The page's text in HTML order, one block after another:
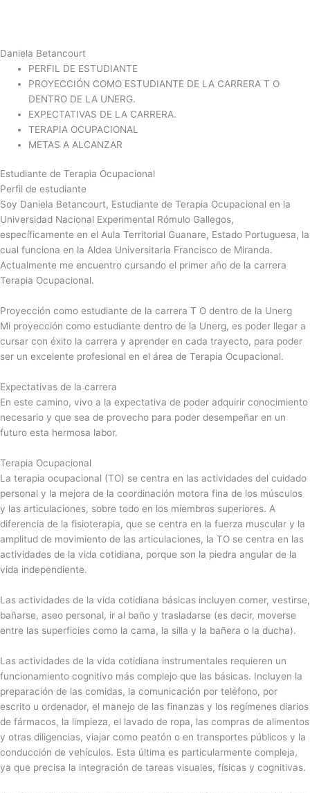
Daniela Betancourt
PERFIL DE ESTUDIANTE
PROYECCIÓN COMO ESTUDIANTE DE LA CARRERA T O
DENTRO DE LA UNERG.​
EXPECTATIVAS DE LA CARRERA.​
TERAPIA OCUPACIONAL​
METAS A ALCANZAR​
Estudiante de Terapia Ocupacional
Perfil de estudiante
Soy Daniela Betancourt, Estudiante de Terapia Ocupacional en la
Universidad Nacional Experimental Rómulo Gallegos,
específicamente en el Aula Territorial Guanare, Estado Portuguesa, la
cual funciona en la Aldea Universitaria Francisco de Miranda.
Actualmente me encuentro cursando el primer año de la carrera
Terapia Ocupacional.
Proyección como estudiante de la carrera T O dentro de la Unerg
Mi proyección como estudiante dentro de la Unerg, es poder llegar a
cursar con éxito la carrera y aprender en cada trayecto, para poder
ser un excelente profesional en el área de Terapia Ocupacional.
Expectativas de la carrera
En este camino, vivo a la expectativa de poder adquirir conocimiento
necesario y que sea de provecho para poder desempeñar en un
futuro esta hermosa labor.
Terapia Ocupacional
La terapia ocupacional (TO) se centra en las actividades del cuidado
personal y la mejora de la coordinación motora fina de los músculos
y las articulaciones, sobre todo en los miembros superiores. A
diferencia de la fisioterapia, que se centra en la fuerza muscular y la
amplitud de movimiento de las articulaciones, la TO se centra en las
actividades de la vida cotidiana, porque son la piedra angular de la
vida independiente.
Las actividades de la vida cotidiana básicas incluyen comer, vestirse,
bañarse, aseo personal, ir al baño y trasladarse (es decir, moverse
entre las superficies como la cama, la silla y la bañera o la ducha).
Las actividades de la vida cotidiana instrumentales requieren un
funcionamiento cognitivo más complejo que las básicas. Incluyen la
preparación de las comidas, la comunicación por teléfono, por
escrito u ordenador, el manejo de las finanzas y los regímenes diarios
de fármacos, la limpieza, el lavado de ropa, las compras de alimentos
y otras diligencias, viajar como peatón o en transportes públicos y la
conducción de vehículos. Esta última es particularmente compleja,
ya que precisa la integración de tareas visuales, físicas y cognitivas.